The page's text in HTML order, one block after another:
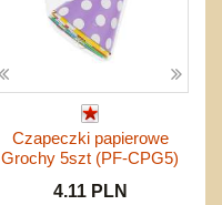
Czapeczki papierowe
Grochy 5szt (PF-CPG5)
4.11 PLN